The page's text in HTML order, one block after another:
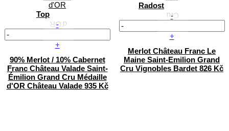
Top
-
+
90% Merlot / 10% Cabernet
Franc Château Valade Saint-
Émilion Grand Cru Médaille
d'OR Château Valade 935 Kč
Radost
-
+
Merlot Château Franc Le
Maine Saint-Emilion Grand
Cru Vignobles Bardet 826 Kč